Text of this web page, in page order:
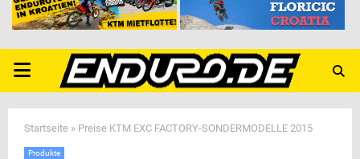
PRIMARY
MENU
Startseite » Preise KTM EXC FACTORY-SONDERMODELLE 2015
Produkte